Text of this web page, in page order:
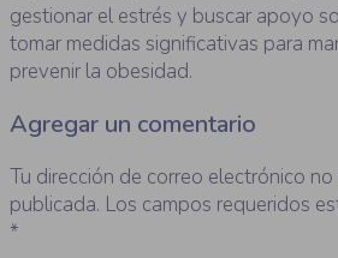
gestionar el estrés y buscar apoyo
tomar medidas significativas para
prevenir la obesidad.
Agregar un comentario
Tu dirección de correo electrónico no
publicada. Los campos requeridos
*